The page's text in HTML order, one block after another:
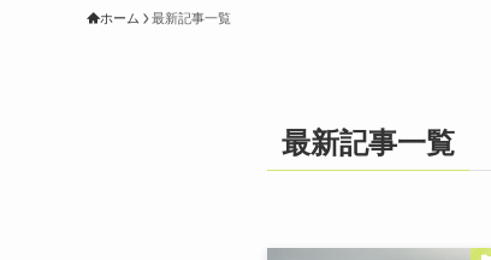
ホーム 最新記事一覧
最新記事一覧